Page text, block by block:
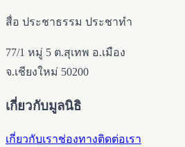
สื่อ ประชาธรรม ประชาทำ
77/1 หมู่ 5 ต.สุเทพ อ.เมือง
จ.เชียงใหม่ 50200
เกี่ยวกับมูลนิธิ
เกี่ยวกับเราช่องทางติดต่อเรา